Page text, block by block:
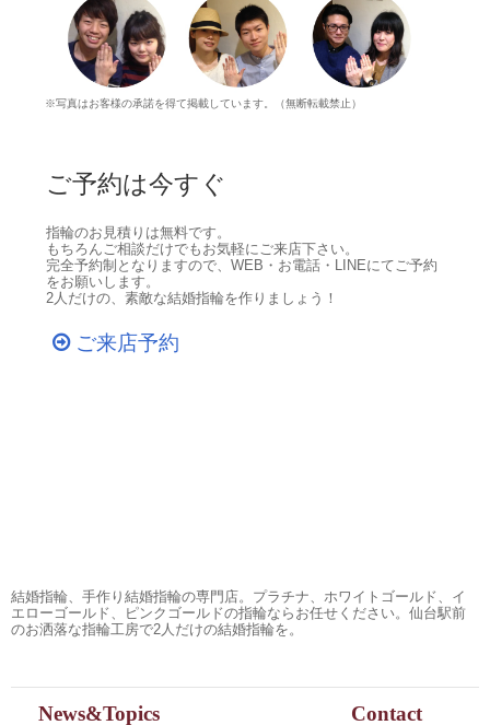
※写真はお客様の承諾を得て掲載しています。（無断転載禁止）
ご予約は今すぐ
指輪のお見積りは無料です。
もちろんご相談だけでもお気軽にご来店下さい。
完全予約制となりますので、WEB・お電話・LINEにてご予約
をお願いします。
2人だけの、素敵な結婚指輪を作りましょう！
ご来店予約
結婚指輪、手作り結婚指輪の専門店。プラチナ、ホワイトゴールド、イ
エローゴールド、ピンクゴールドの指輪ならお任せください。仙台駅前
のお洒落な指輪工房で2人だけの結婚指輪を。
News&Topics Contact